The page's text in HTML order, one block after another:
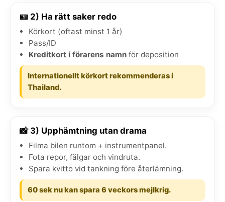
🪪 2) Ha rätt saker redo
Körkort (oftast minst 1 år)
Pass/ID
Kreditkort i förarens namn för deposition
Internationellt körkort rekommenderas i
Thailand.
📸 3) Upphämtning utan drama
Filma bilen runtom + instrumentpanel.
Fota repor, fälgar och vindruta.
Spara kvitto vid tankning före återlämning.
60 sek nu kan spara 6 veckors mejlkrig.